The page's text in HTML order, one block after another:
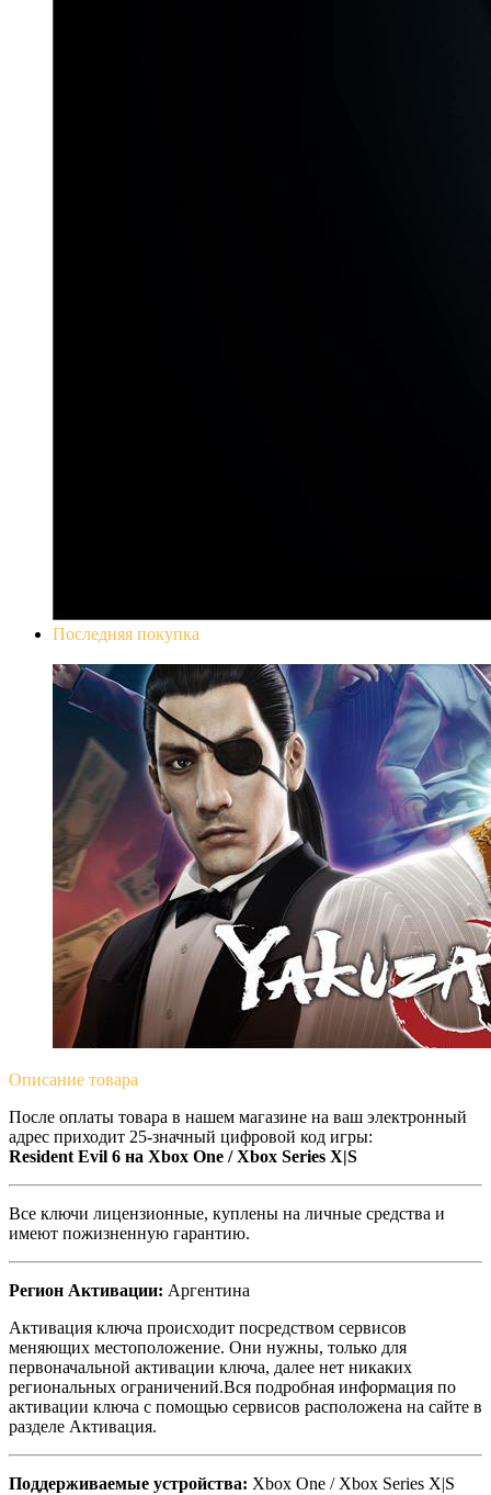
Последняя покупка
Описание товара
После оплаты товара в нашем магазине на ваш электронный
адрес приходит 25-значный цифровой код игры:
Resident Evil 6 на Xbox One / Xbox Series X|S
Все ключи лицензионные, куплены на личные средства и
имеют пожизненную гарантию.
Регион Активации: Аргентина
Активация ключа происходит посредством сервисов
меняющих местоположение. Они нужны, только для
первоначальной активации ключа, далее нет никаких
региональных ограничений.Вся подробная информация по
активации ключа с помощью сервисов расположена на сайте в
разделе Активация.
Поддерживаемые устройства: Xbox One / Xbox Series X|S